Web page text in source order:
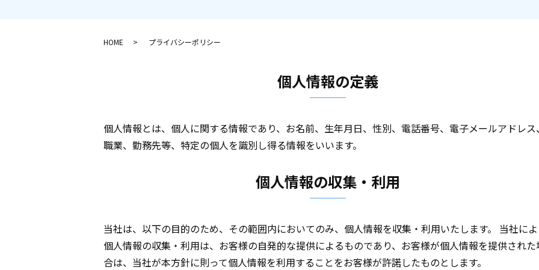
HOME プライバシーポリシー
個人情報の定義
個人情報とは、個人に関する情報であり、お名前、生年月日、性別、電話番号、電子メールアドレス、
職業、勤務先等、特定の個人を識別し得る情報をいいます。
個人情報の収集・利用
当社は、以下の目的のため、その範囲内においてのみ、個人情報を収集・利用いたします。 当社に
個人情報の収集・利用は、お客様の自発的な提供によるものであり、お客様が個人情報を提供された
合は、当社が本方針に則って個人情報を利用することをお客様が許諾したものとします。